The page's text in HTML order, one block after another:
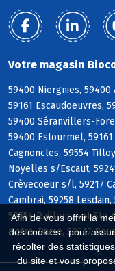
Afin de vous offrir la
des cookies : pour
récolter des
du site et vous
Votre magasin
59400 Niergnies, 59400
59161 Escaudoeuvres,
59400 Séranvillers-
59400 Estourmel,
Cagnoncles, 59554
Noyelles s/Escaut,
Crèvecoeur s/l, 59217
Cambrai, 59258
59554 Raillencourt-
Notre-Dame, 59217